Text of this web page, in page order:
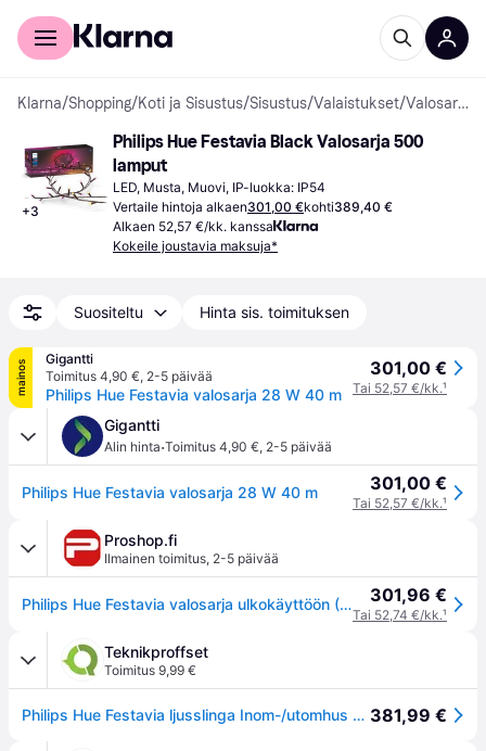
Kuluttajille
Klarna/Shopping/Koti ja Sisustus/Sisustus/Valaistukset/ Valosarjat
+3
Philips Hue Festavia Black Valosarja 500
lamput
LED, Musta, Muovi, IP-luokka: IP54
Vertaile hintoja alkaen301,00 €kohti389,40 €
Alkaen 52,57 €/kk. kanssa
Kokeile joustavia maksuja*
Suositeltu Hinta sis. toimituksen
mainos
Gigantti
Toimitus 4,90 €, 2-5 päivää
Philips Hue Festavia valosarja 28 W 40 m
301,00 €
Tai 52,57 €/kk.¹
Gigantti
Alin hinta·Toimitus 4,90 €, 2-5 päivää
Philips Hue Festavia valosarja 28 W 40 m 301,00 €
Tai 52,57 €/kk.¹
Proshop.fi
Ilmainen toimitus, 2-5 päivää
Philips Hue Festavia valosarja ulkokäyttöön (500 lediä) White & Color Ambiance 301,96 €
Tai 52,74 €/kk.¹
Teknikproffset
Toimitus 9,99 €
Philips Hue Festavia ljusslinga Inom-/utomhus 500 LED 40m 381,99 €